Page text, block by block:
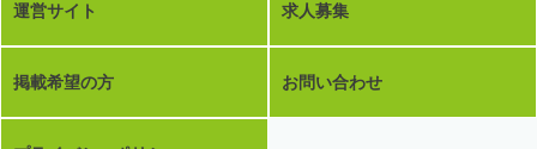
運営サイト 求人募集
掲載希望の方 お問い合わせ